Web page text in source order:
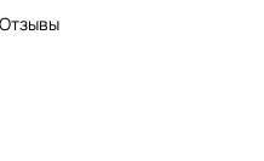
Отзывы